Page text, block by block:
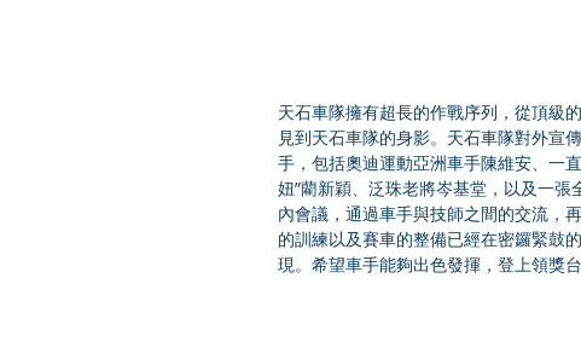
天石車隊擁有超長的作戰序列，從頂級
見到天石車隊的身影。天石車隊對外宣
手，包括奧迪運動亞洲車手陳維安、一
妞”藺新穎、泛珠老將岑基堂，以及一
內會議，通過車手與技師之間的交流，
的訓練以及賽車的整備已經在密鑼緊鼓
現。希望車手能夠出色發揮，登上領獎